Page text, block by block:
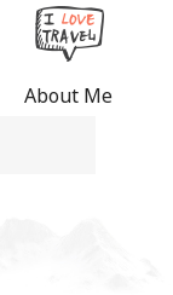
About Me